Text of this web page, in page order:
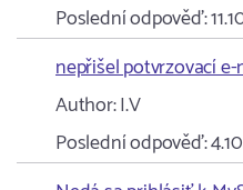
Poslední odpověď:
nepřišel potvrzovací
Author:I.V
Poslední odpověď: